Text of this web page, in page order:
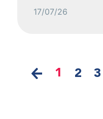
17/07/26
1 2 3